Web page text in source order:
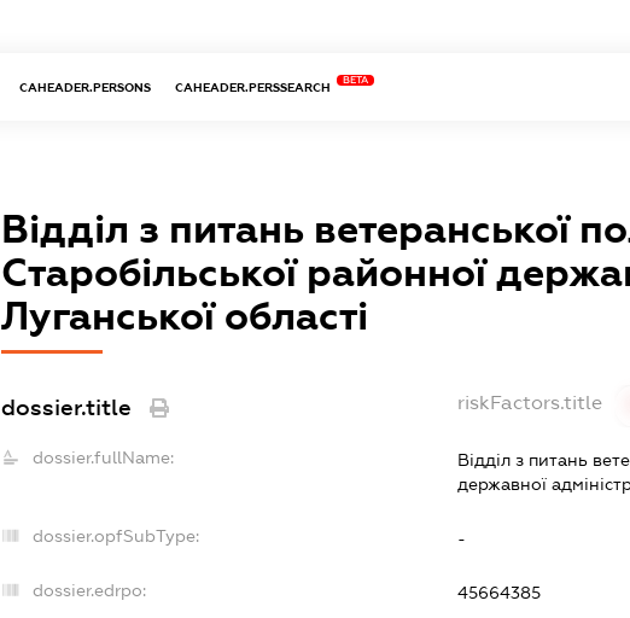
CAHEADER.PERSONS CAHEADER.PERSSEARCH
BETA
Відділ з питань ветеранської
Старобільської районної
Луганської області
dossier.title riskFactors.title
dossier.fullName:
Відділ з питань
державної
dossier.opfSubType: -
dossier.edrpo: 45664385